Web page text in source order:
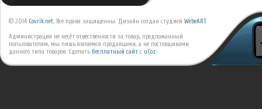
© 2014 Covrik.net. Все права защищенны. Дизайн создан студией WebeART
Администрация не несёт отвественности за товар, предложанный
пользователям, мы лишь являемся продавцами, а не постовщиками
данного типа товаров. Сделать бесплатный сайт с uCoz